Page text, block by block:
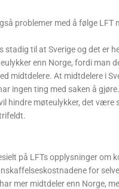
problemer med å følge LFT
stadig til at Sverige og det er
enn Norge, fordi man
midtdelere. At midtdelere i
ingen ting med saken å
hindre møteulykker, det være
på LFTs opplysninger om
for
mer midtdeler enn Norge,